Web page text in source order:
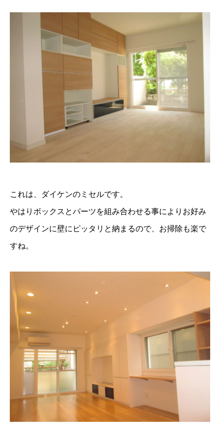
これは、ダイケンのミセルです。
やはりボックスとパーツを組み合わせる事によりお好み
のデザインに壁にピッタリと納まるので、お掃除も楽で
すね。